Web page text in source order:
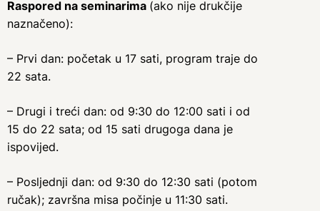
Raspored na seminarima (ako nije drukčije
naznačeno):
– Prvi dan: početak u 17 sati, program traje do
22 sata.
– Drugi i treći dan: od 9:30 do 12:00 sati i od
15 do 22 sata; od 15 sati drugoga dana je
ispovijed.
– Posljednji dan: od 9:30 do 12:30 sati (potom
ručak); završna misa počinje u 11:30 sati.